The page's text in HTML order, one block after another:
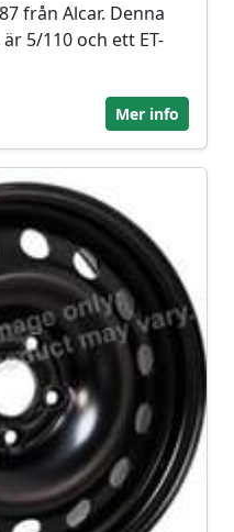
från Alcar. Denna
5/110 och ett ET-
Mer info